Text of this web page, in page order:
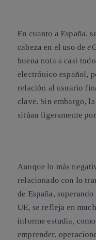
En cuanto a España,
cabeza en el uso de
buena nota a casi
electrónico español,
relación al usuario
clave. Sin embargo,
sitúan ligeramente
Aunque lo más
relacionado con lo
de España,
UE, se refleja en
informe estudia,
emprender,